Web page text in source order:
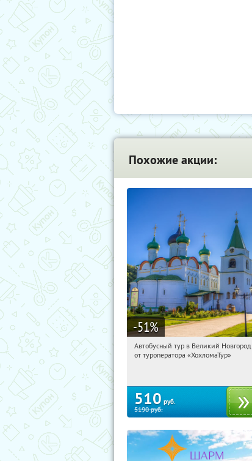
Похожие акции:
-51%
12:11:24 Купили:2
Автобусный тур в Великий Новгород
от туроператора «ХохломаТур»
510 руб.
5190руб.